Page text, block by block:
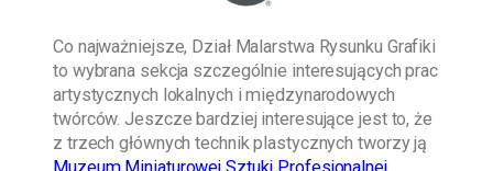
Co najważniejsze, Dział Malarstwa Rysunku Grafiki
to wybrana sekcja szczególnie interesujących prac
artystycznych lokalnych i międzynarodowych
twórców. Jeszcze bardziej interesujące jest to, że
z trzech głównych technik plastycznych tworzy ją